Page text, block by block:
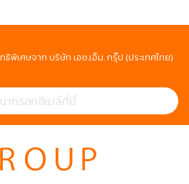
พิเศษจาก บริษัท เอช.เอ็ม. กรุ๊ป (ประเทศไทย)